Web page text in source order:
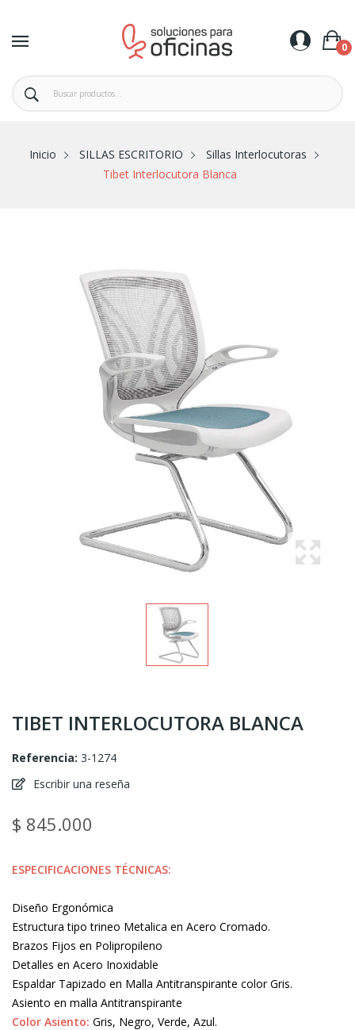
0
Inicio SILLAS ESCRITORIO
Sillas Interlocutoras
Tibet Interlocutora Blanca
TIBET INTERLOCUTORA BLANCA
Referencia: 3-1274
Escribir una reseña
$ 845.000
ESPECIFICACIONES TÉCNICAS:
Diseño Ergonómica
Estructura tipo trineo Metalica en Acero Cromado.
Brazos Fijos en Polipropileno
Detalles en Acero Inoxidable
Espaldar Tapizado en Malla Antitranspirante color Gris.
Asiento en malla Antitranspirante
Color Asiento: Gris, Negro, Verde, Azul.